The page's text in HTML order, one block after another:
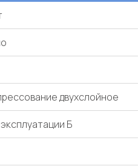
двухслойное
Б